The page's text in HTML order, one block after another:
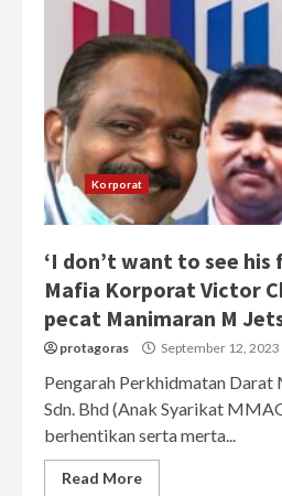
Korporat
‘I don’t want to see his
Mafia Korporat Victor
pecat Manimaran M
protagoras September 12, 2023
Pengarah Perkhidmatan
Sdn. Bhd (Anak Syarikat
berhentikan serta merta...
Read More